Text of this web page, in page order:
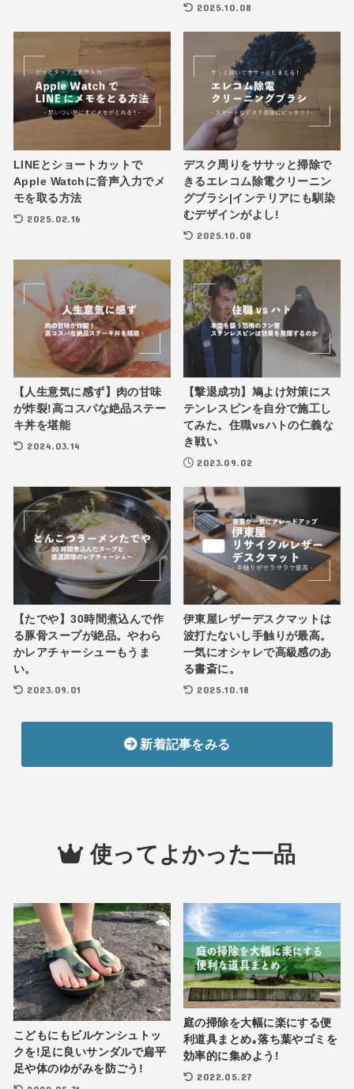
2025.10.08
LINEとショートカットで
Apple Watchに音声入力でメ
モを取る方法
2025.02.16
デスク周りをササッと掃除で
きるエレコム除電クリーニン
グブラシ|インテリアにも馴染
むデザインがよし!
2025.10.08
【人生意気に感ず】肉の甘味
が炸裂!高コスパな絶品ステー
キ丼を堪能
2024.03.14
【撃退成功】鳩よけ対策にス
テンレスピンを自分で施工し
てみた。住職vsハトの仁義な
き戦い
2023.09.02
【たでや】30時間煮込んで作
る豚骨スープが絶品。やわら
かレアチャーシューもうま
い。
2023.09.01
伊東屋レザーデスクマットは
波打たないし手触りが最高。
一気にオシャレで高級感のあ
る書斎に。
2025.10.18
新着記事をみる
使ってよかった一品
こどもにもビルケンシュトッ
クを!足に良いサンダルで扁平
足や体のゆがみを防ごう!
庭の掃除を大幅に楽にする便
利道具まとめ｡落ち葉やゴミを
効率的に集めよう!
2022.05.27